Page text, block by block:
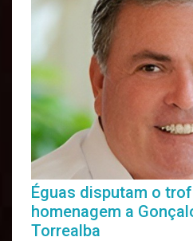
Éguas disputam o
homenagem a
Torrealba